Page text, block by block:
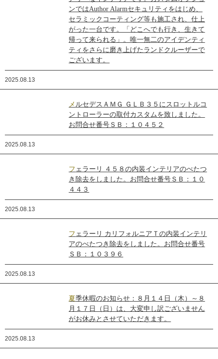
ンではAuthor Alarmセキュリティをはじめ、
セラミックコーティング等も施工され、仕上
がった一台です。「どこへでも行き、生きて
帰って来られる」。唯一無二のアイデンティ
ティをさらに磨き上げたランドクルーザーで
ございます。
2025.08.13
メルセデスＡＭＧ ＧＬＢ３５にスロットルコ
ントローラーの取付カスタムを致しました。
お問合せ番号ＳＢ：１０４５２
2025.08.13
フェラーリ ４５８の内装インテリアのべたつ
き除去をしました。お問合せ番号ＳＢ：１０
４４３
2025.08.13
フェラーリ カリフォルニアＴの内装インテリ
アのべたつき除去をしました。お問合せ番号
ＳＢ：１０３９６
2025.08.13
夏季休暇のお知らせ：８月１４日（木）～８
月１７日（日）は、大変申し訳ございません
がお休みとさせていただきます。
2025.08.13